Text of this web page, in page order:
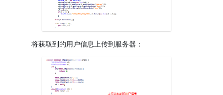
将获取到的用户信息上传到服务器：